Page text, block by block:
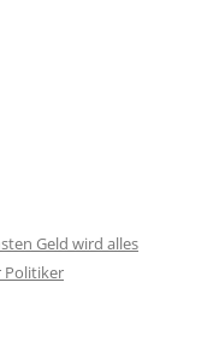
Geld wird alles
Politiker